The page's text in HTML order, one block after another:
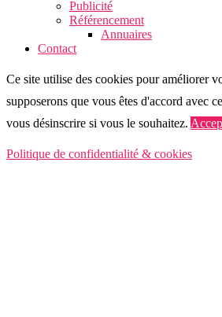
Publicité
Référencement
Annuaires
Contact
Ce site utilise des cookies pour améliorer
supposerons que vous êtes d'accord avec
vous désinscrire si vous le souhaitez.
Politique de confidentialité & cookies